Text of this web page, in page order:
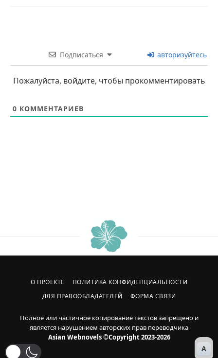
Подписаться авторизуйтесь
Пожалуйста, войдите, чтобы прокомментировать
0 КОММЕНТАРИЕВ
О ПРОЕКТЕ
ПОЛИТИКА КОНФИДЕНЦИАЛЬНОСТИ
ДЛЯ ПРАВООБЛАДАТЕЛЕЙ
ФОРМА СВЯЗИ
Полное или частичное копирование текстов запрещено и
является нарушением авторских прав переводчика
Asian Webnovels ©Copyright 2023-2026
A